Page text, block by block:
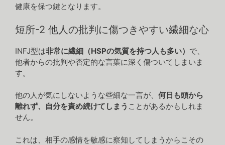
健康を保つ鍵となります。
短所-2 他人の批判に傷つきやすい繊細な心
INFJ型は非常に繊細（HSPの気質を持つ人も多い） で、
他者からの批判や否定的な言葉に深く傷ついてしまいま
す。
他の人が気にしないような些細な一言が、 何日も頭から
離れず、自分を責め続けてしまう ことがあるかもしれま
せん。
これは、相手の感情を敏感に察知してしまうからこその